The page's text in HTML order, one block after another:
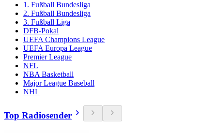
1. Fußball Bundesliga
2. Fußball Bundesliga
3. Fußball Liga
DFB-Pokal
UEFA Champions League
UEFA Europa League
Premier League
NFL
NBA Basketball
Major League Baseball
NHL
Top Radiosender